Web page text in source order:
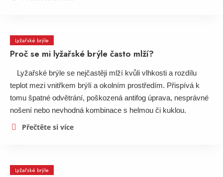
Lyžařské brýle
Proč se mi lyžařské brýle často mlží?
Lyžařské brýle se nejčastěji mlží kvůli vlhkosti a rozdílu
teplot mezi vnitřkem brýlí a okolním prostředím. Přispívá k
tomu špatné odvětrání, poškozená antifog úprava, nesprávné
nošení nebo nevhodná kombinace s helmou či kuklou.
Přečtěte si více
Lyžařské brýle